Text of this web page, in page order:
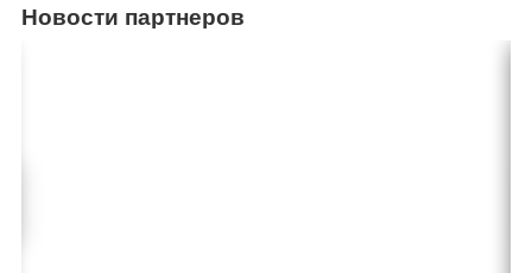
Новости партнеров